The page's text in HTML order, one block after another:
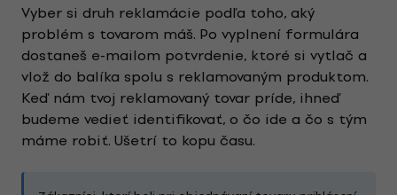
Vyber si druh reklamácie podľa toho, aký
problém s tovarom máš. Po vyplnení formulára
dostaneš e-mailom potvrdenie, ktoré si vytlač a
vlož do balíka spolu s reklamovaným produktom.
Keď nám tvoj reklamovaný tovar príde, ihneď
budeme vedieť identifikovať, o čo ide a čo s tým
máme robiť. Ušetrí to kopu času.